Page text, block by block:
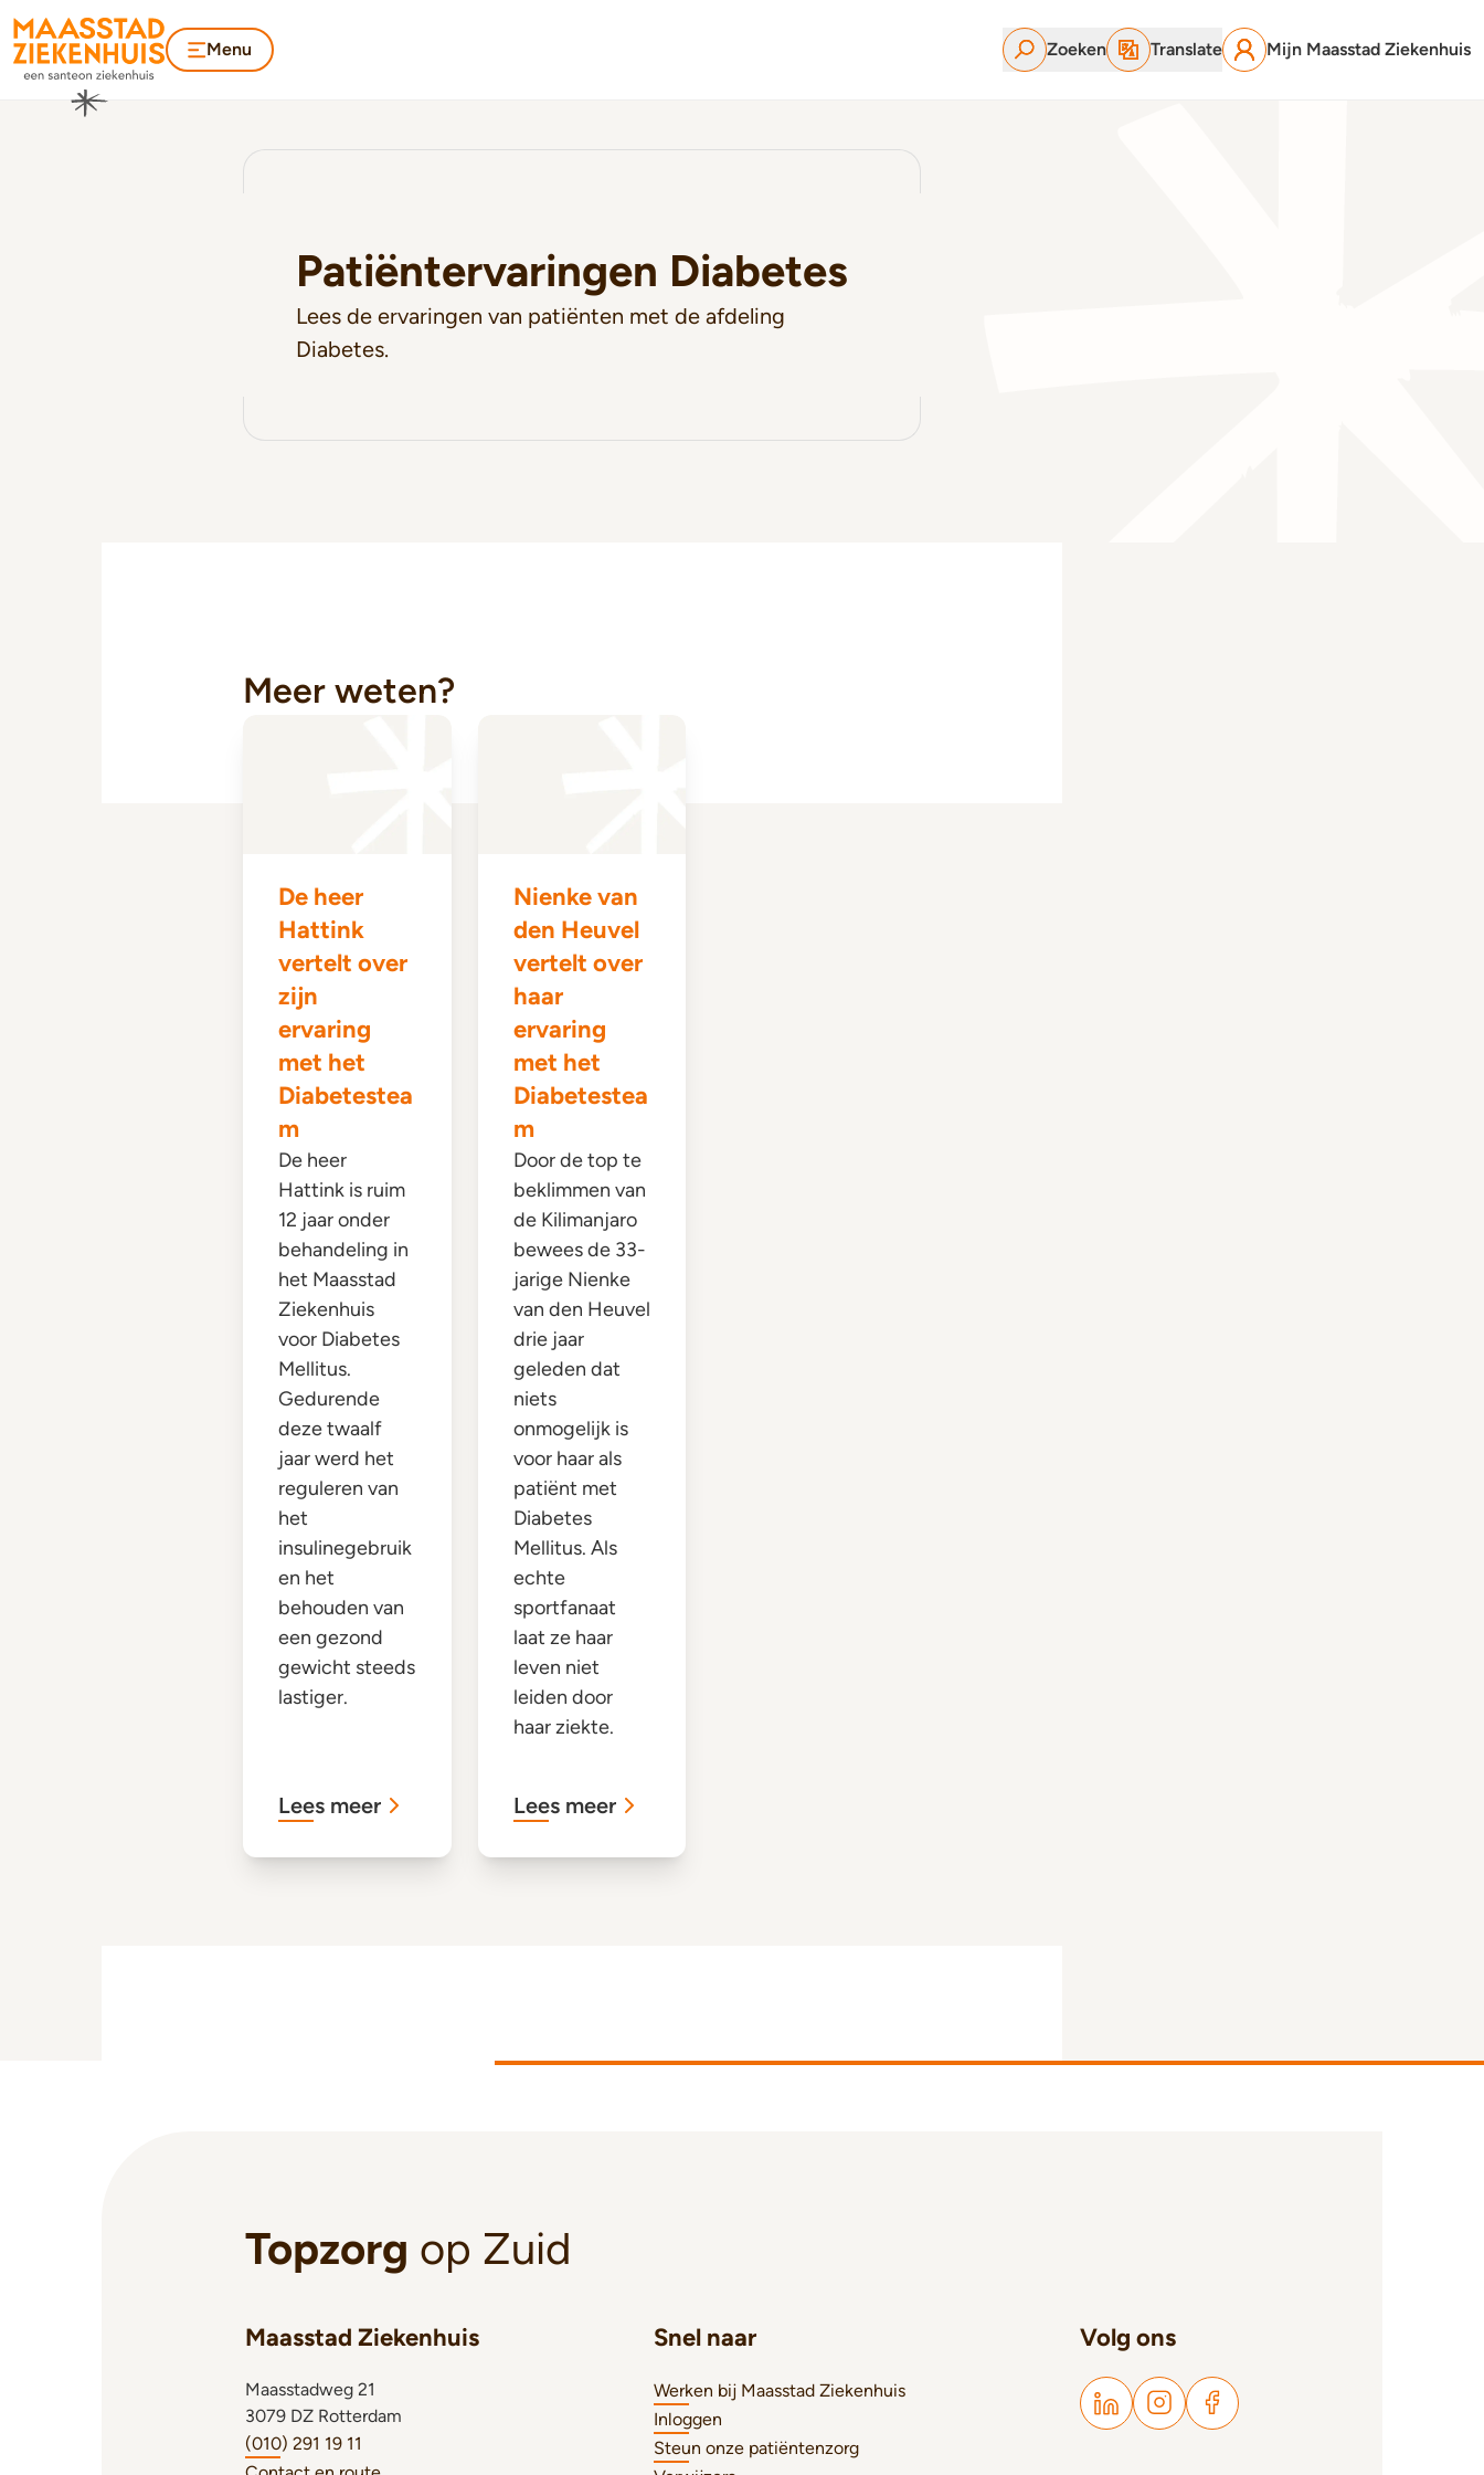
Menu Zoeken Translate Mijn Maasstad Ziekenhuis
Patiëntervaringen Diabetes
Lees de ervaringen van patiënten met de afdeling
Diabetes.
Meer weten?
De heer
Hattink
vertelt over
zijn
ervaring
met het
Diabetestea
m
De heer
Hattink is ruim
12 jaar onder
behandeling in
het Maasstad
Ziekenhuis
voor Diabetes
Mellitus.
Gedurende
deze twaalf
jaar werd het
reguleren van
het
insulinegebruik
en het
behouden van
een gezond
gewicht steeds
lastiger.
Lees meer
Nienke van
den Heuvel
vertelt over
haar
ervaring
met het
Diabetestea
m
Door de top te
beklimmen van
de Kilimanjaro
bewees de 33-
jarige Nienke
van den Heuvel
drie jaar
geleden dat
niets
onmogelijk is
voor haar als
patiënt met
Diabetes
Mellitus. Als
echte
sportfanaat
laat ze haar
leven niet
leiden door
haar ziekte.
Lees meer
Topzorg op Zuid
Maasstad Ziekenhuis
Maasstadweg 21
3079 DZ Rotterdam
(010) 291 19 11
Snel naar
Werken bij Maasstad Ziekenhuis
Inloggen
Steun onze patiëntenzorg
Volg ons